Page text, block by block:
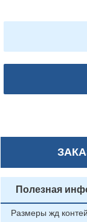
Полезная
Размеры жд